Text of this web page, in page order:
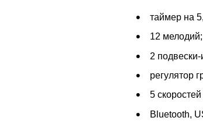
таймер на
12 мелодий;
2
регулятор
5
Bluetooth,